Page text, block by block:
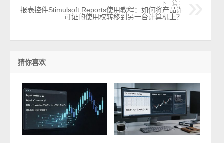
下一篇：
报表控件Stimulsoft Reports使用教程：如何将产品许
可证的使用权转移到另一台计算机上？
猜你喜欢